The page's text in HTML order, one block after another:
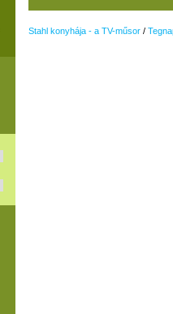
Stahl konyhája - a TV-műsor/